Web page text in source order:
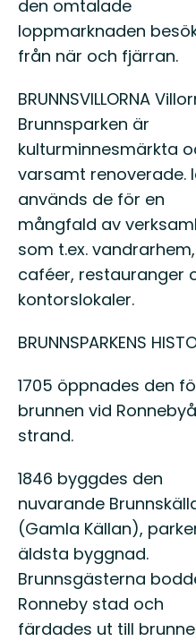
den omtalade
loppmarknaden
från när och fjärran.
BRUNNSVILLORNA
Brunnsparken är
kulturminnesmärkta
varsamt renoverade.
används de för en
mångfald av
som t.ex. vandrarhem,
caféer, restauranger
kontorslokaler.
BRUNNSPARKENS
1705 öppnades den
brunnen vid
strand.
1846 byggdes den
nuvarande
(Gamla Källan),
äldsta byggnad.
Brunnsgästerna
Ronneby stad och
färdades ut till